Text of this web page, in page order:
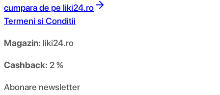
cumpara de pe liki24.ro
Termeni si Conditii
Magazin: liki24.ro
Cashback: 2 %
Abonare newsletter